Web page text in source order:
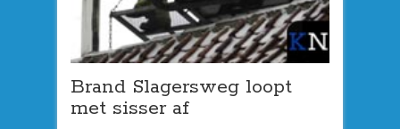
Brand Slagersweg loopt
met sisser af